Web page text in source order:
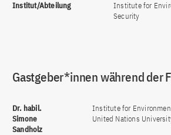
Institut/Abteilung
Institute for
Security
Gastgeber*innen während der
Dr. habil.
Simone
Sandholz
Institute for
United Nations